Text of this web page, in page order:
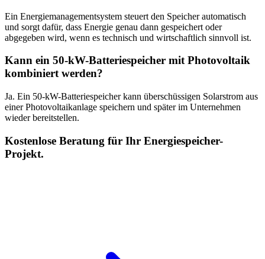
Ein Energiemanagementsystem steuert den Speicher automatisch
und sorgt dafür, dass Energie genau dann gespeichert oder
abgegeben wird, wenn es technisch und wirtschaftlich sinnvoll ist.
Kann ein 50-kW-Batteriespeicher mit Photovoltaik
kombiniert werden?
Ja. Ein 50-kW-Batteriespeicher kann überschüssigen Solarstrom aus
einer Photovoltaikanlage speichern und später im Unternehmen
wieder bereitstellen.
Kostenlose Beratung für Ihr Energiespeicher-
Projekt.